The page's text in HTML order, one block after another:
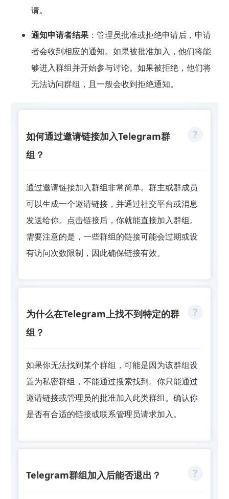
请。
通知申请者结果：管理员批准或拒绝申请后，申请
者会收到相应的通知。如果被批准加入，他们将能
够进入群组并开始参与讨论。如果被拒绝，他们将
无法访问群组，且一般会收到拒绝通知。
如何通过邀请链接加入Telegram群
组？
通过邀请链接加入群组非常简单。群主或群成员
可以生成一个邀请链接，并通过社交平台或消息
发送给你。点击链接后，你就能直接加入群组。
需要注意的是，一些群组的链接可能会过期或设
有访问次数限制，因此确保链接有效。
为什么在Telegram上找不到特定的群
组？
如果你无法找到某个群组，可能是因为该群组设
置为私密群组，不能通过搜索找到。你只能通过
邀请链接或管理员的批准加入此类群组。确认你
是否有合适的链接或联系管理员请求加入。
Telegram群组加入后能否退出？